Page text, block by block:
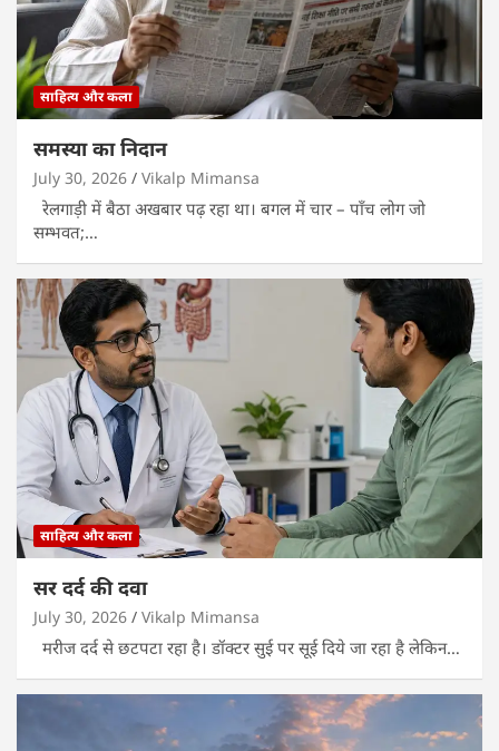
साहित्य और कला
समस्या का निदान
July 30, 2026 Vikalp Mimansa
रेलगाड़ी में बैठा अखबार पढ़ रहा था। बगल में चार – पाँच लोग जो
सम्भवत;…
साहित्य और कला
सर दर्द की दवा
July 30, 2026 Vikalp Mimansa
मरीज दर्द से छटपटा रहा है। डॉक्टर सुई पर सूई दिये जा रहा है लेकिन…